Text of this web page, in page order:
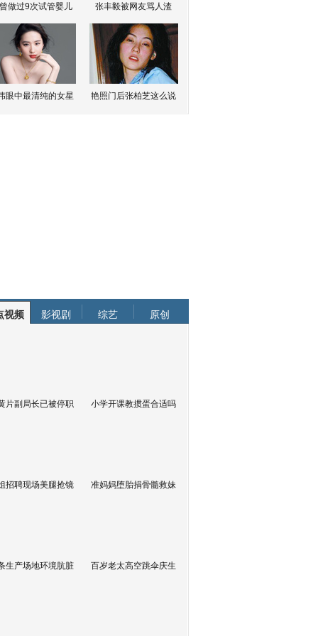
做过9次试管婴儿 张丰毅被网友骂人渣
眼中最清纯的女星 艳照门后张柏芝这么说
视频 影视剧 综艺 原创
片副局长已被停职 小学开课教掼蛋合适吗
招聘现场美腿抢镜 准妈妈堕胎捐骨髓救妹
生产场地环境肮脏 百岁老太高空跳伞庆生